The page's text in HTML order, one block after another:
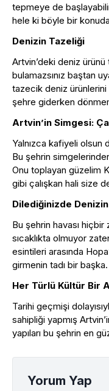
tepmeye de
hele ki böyle bir
Denizin Tazeliği
Artvin’deki deniz
bulamazsınız baştan
tazecik deniz
şehre giderken
Artvin’in Simgesi:
Yalnızca kafiyeli
Bu şehrin
Onu toplayan güzelim
gibi çalışkan hali size
Dilediğinizde Denizin
Bu şehrin havası hiçbir
sıcaklıkta olmuyor
esintileri arasında
girmenin tadı bir başka.
Her Türlü Kültür Bir
Tarihi geçmişi
sahipliği yapmış
yapıları bu şehrin en
Yorum Yap